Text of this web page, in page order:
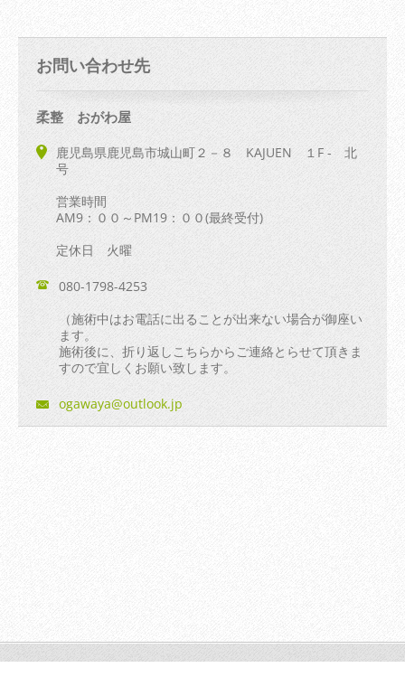
お問い合わせ先
柔整 おがわ屋
鹿児島県鹿児島市城山町２－８ KAJUEN １F - 北
号
営業時間
AM9：００～PM19：００(最終受付)
定休日 火曜
080-1798-4253
（施術中はお電話に出ることが出来ない場合が御座い
ます。
施術後に、折り返しこちらからご連絡とらせて頂きま
すので宜しくお願い致します。
ogawaya@outlook.jp